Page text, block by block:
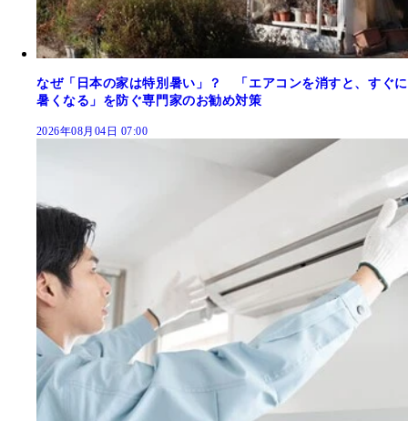
なぜ「日本の家は特別暑い」？ 「エアコンを消すと、すぐに
暑くなる」を防ぐ専門家のお勧め対策
2026年08月04日 07:00